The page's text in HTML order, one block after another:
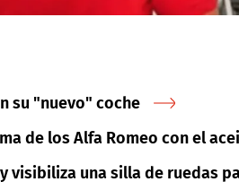
su "nuevo" coche
de los Alfa Romeo con el
visibiliza una silla de ruedas